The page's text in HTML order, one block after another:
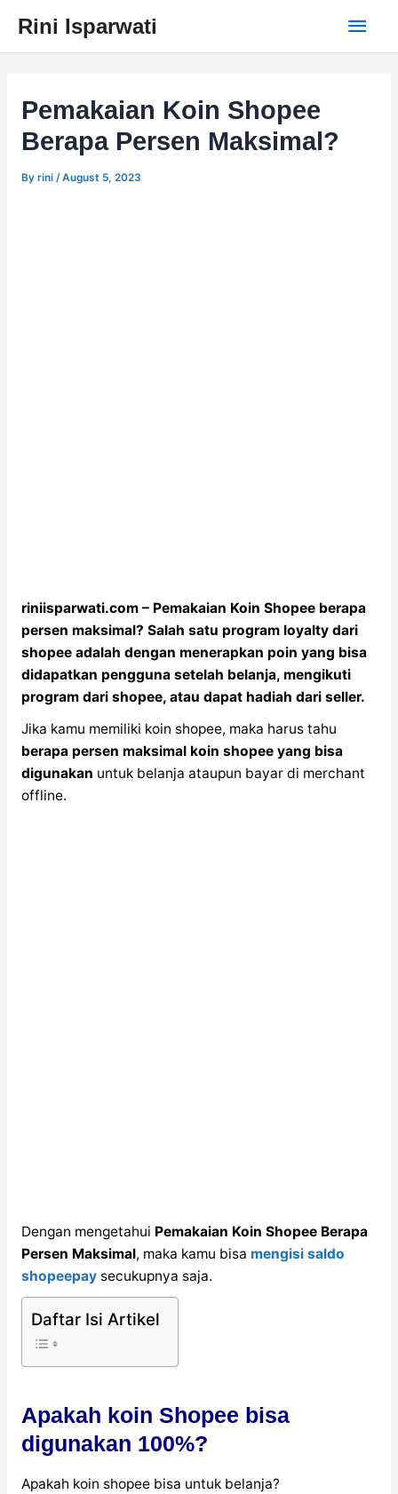
content
Rini Isparwati
Main
Pemakaian Koin Shopee
Berapa Persen Maksimal?
By rini /August 5, 2023
riniisparwati.com – Pemakaian Koin Shopee berapa
persen maksimal? Salah satu program loyalty dari
shopee adalah dengan menerapkan poin yang bisa
didapatkan pengguna setelah belanja, mengikuti
program dari shopee, atau dapat hadiah dari seller.
Jika kamu memiliki koin shopee, maka harus tahu
berapa persen maksimal koin shopee yang bisa
digunakan untuk belanja ataupun bayar di merchant
offline.
Dengan mengetahui Pemakaian Koin Shopee Berapa
Persen Maksimal, maka kamu bisa mengisi saldo
shopeepaysecukupnya saja.
Daftar Isi Artikel
Apakah koin Shopee bisa
digunakan 100%?
Apakah koin shopee bisa untuk belanja?